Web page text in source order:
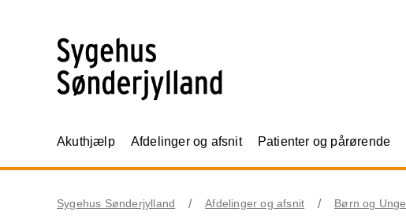
Akuthjælp Afdelinger og afsnit Patienter og pårørende
Sygehus Sønderjylland Afdelinger og afsnit Børn og Unge